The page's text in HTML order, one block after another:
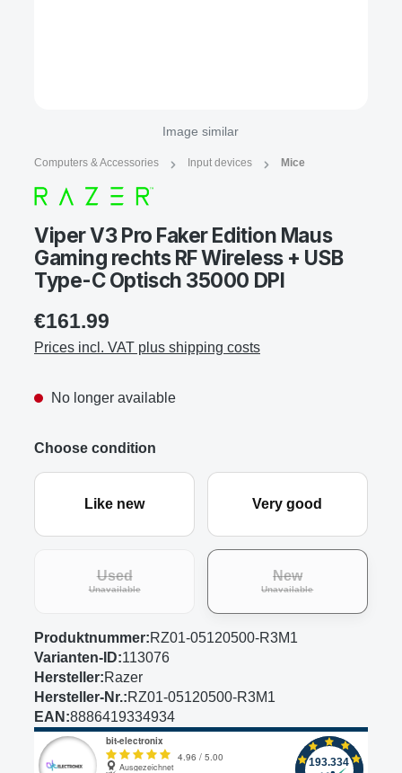
Image similar
Computers & Accessories Input devices Mice
Viper V3 Pro Faker Edition Maus
Gaming rechts RF Wireless + USB
Type-C Optisch 35000 DPI
€161.99
Prices incl. VAT plus shipping costs
No longer available
Choose condition
Like new Very good
Used
Unavailable(This option is currently unavailable.)
New
Unavailable(This option is
Produktnummer:RZ01-05120500-R3M1
Varianten-ID:113076
Hersteller:Razer
Hersteller-Nr.:RZ01-05120500-R3M1
EAN:8886419334934